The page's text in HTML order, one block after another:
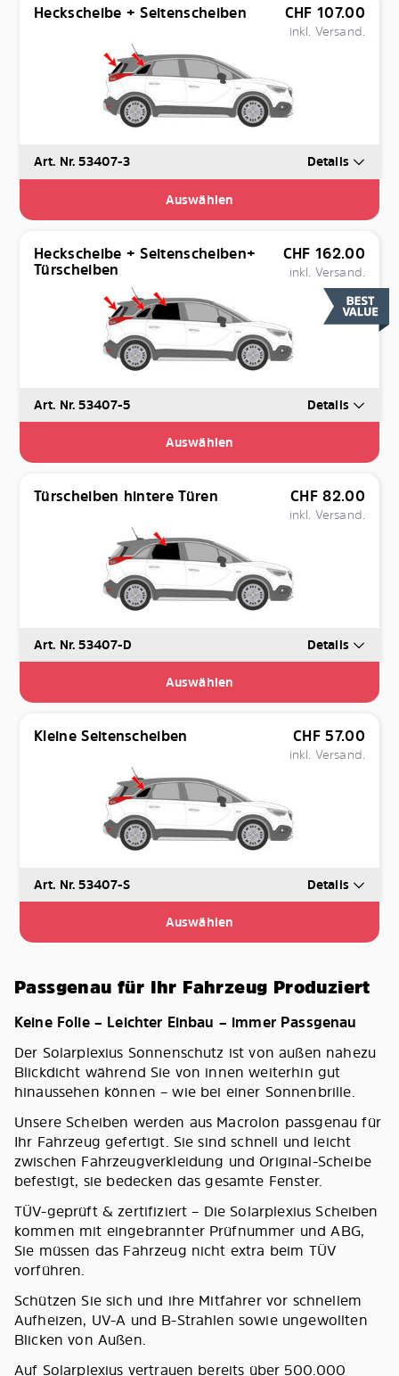
Heckscheibe + Seitenscheiben CHF 107.00
inkl. Versand.
Art. Nr. 53407-3 Details
Auswählen
Heckscheibe + Seitenscheiben+
Türscheiben
CHF 162.00
inkl. Versand.
Art. Nr. 53407-5 Details
Auswählen
Türscheiben hintere Türen CHF 82.00
inkl. Versand.
Art. Nr. 53407-D Details
Auswählen
Kleine Seitenscheiben CHF 57.00
inkl. Versand.
Art. Nr. 53407-S Details
Auswählen
Passgenau für Ihr Fahrzeug Produziert
Keine Folie – Leichter Einbau – immer Passgenau
Der Solarplexius Sonnenschutz ist von außen nahezu
Blickdicht während Sie von innen weiterhin gut
hinaussehen können – wie bei einer Sonnenbrille.
Unsere Scheiben werden aus Macrolon passgenau für
Ihr Fahrzeug gefertigt. Sie sind schnell und leicht
zwischen Fahrzeugverkleidung und Original-Scheibe
befestigt, sie bedecken das gesamte Fenster.
TÜV-geprüft & zertifiziert – Die Solarplexius Scheiben
kommen mit eingebrannter Prüfnummer und ABG,
Sie müssen das Fahrzeug nicht extra beim TÜV
vorführen.
Schützen Sie sich und ihre Mitfahrer vor schnellem
Aufheizen, UV-A und B-Strahlen sowie ungewollten
Blicken von Außen.
Auf Solarplexius vertrauen bereits über 500.000